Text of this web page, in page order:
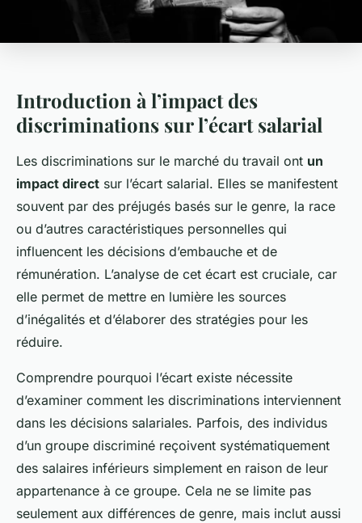
Introduction à l’impact des
discriminations sur l’écart salarial
Les discriminations sur le marché du travail ont un
impact direct sur l’écart salarial. Elles se manifestent
souvent par des préjugés basés sur le genre, la race
ou d’autres caractéristiques personnelles qui
influencent les décisions d’embauche et de
rémunération. L’analyse de cet écart est cruciale, car
elle permet de mettre en lumière les sources
d’inégalités et d’élaborer des stratégies pour les
réduire.
Comprendre pourquoi l’écart existe nécessite
d’examiner comment les discriminations interviennent
dans les décisions salariales. Parfois, des individus
d’un groupe discriminé reçoivent systématiquement
des salaires inférieurs simplement en raison de leur
appartenance à ce groupe. Cela ne se limite pas
seulement aux différences de genre, mais inclut aussi